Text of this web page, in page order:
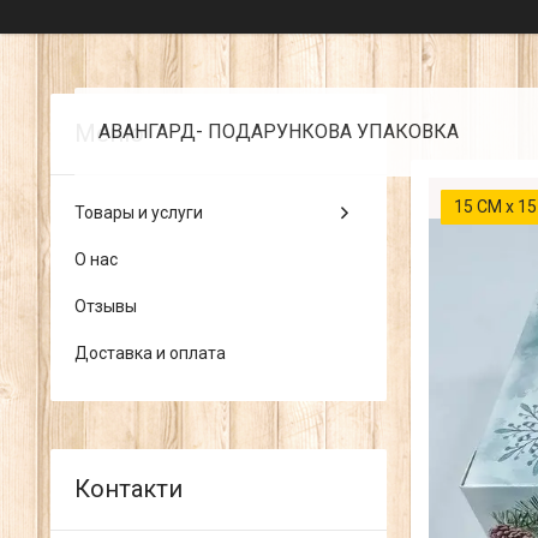
АВАНГАРД- ПОДАРУНКОВА УПАКОВКА
15 СМ х
Товары и услуги
О нас
Отзывы
Доставка и оплата